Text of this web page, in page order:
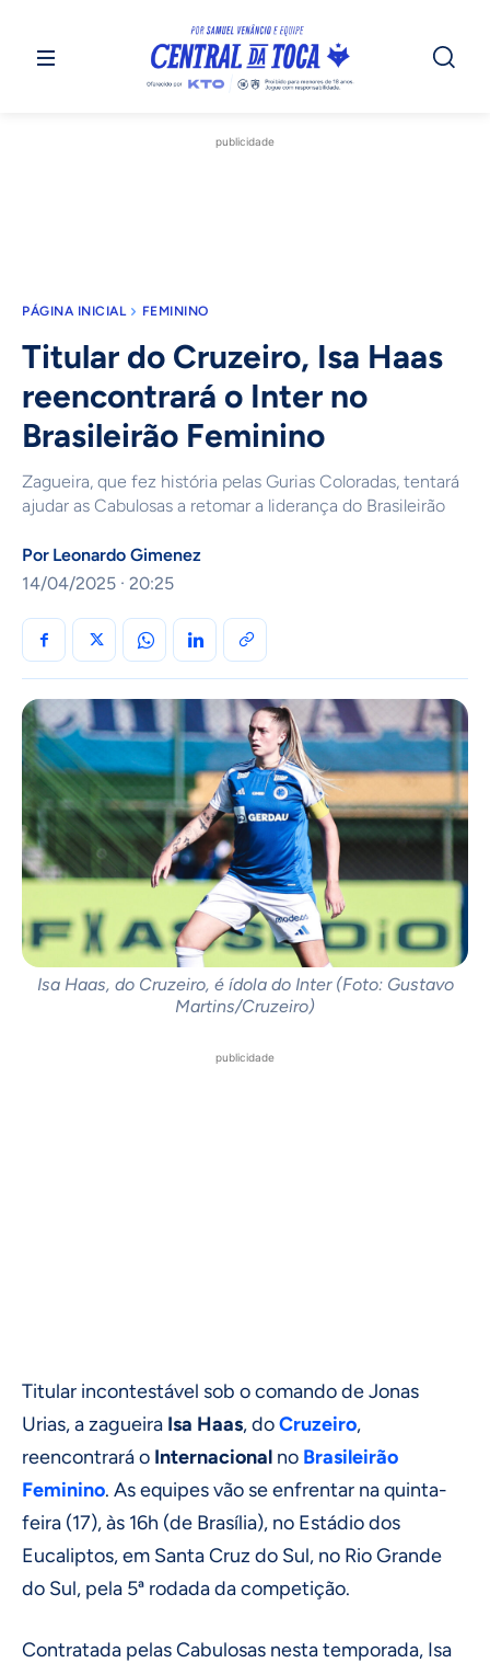
publicidade
PÁGINA INICIAL FEMININO
Titular do Cruzeiro, Isa Haas
reencontrará o Inter no
Brasileirão Feminino
Zagueira, que fez história pelas Gurias Coloradas, tentará
ajudar as Cabulosas a retomar a liderança do Brasileirão
Por Leonardo Gimenez
14/04/2025 · 20:25
Isa Haas, do Cruzeiro, é ídola do Inter (Foto: Gustavo
Martins/Cruzeiro)
publicidade
Titular incontestável sob o comando de Jonas
Urias, a zagueira Isa Haas, doCruzeiro,
reencontrará o Internacional no Brasileirão
Feminino. As equipes vão se enfrentar na quinta-
feira (17), às 16h (de Brasília), no Estádio dos
Eucaliptos, em Santa Cruz do Sul, no Rio Grande
do Sul, pela 5ª rodada da competição.
Contratada pelas Cabulosas nesta temporada, Isa